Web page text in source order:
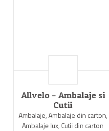
Allvelo – Ambalaje si
Cutii
Ambalaje, Ambalaje din carton,
Ambalaje lux, Cutii din carton